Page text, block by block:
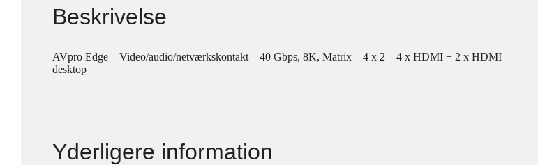
Beskrivelse
AVpro Edge – Video/audio/netværkskontakt – 40 Gbps, 8K, Matrix – 4 x 2 – 4 x HDMI + 2 x HDMI –
desktop
Yderligere information